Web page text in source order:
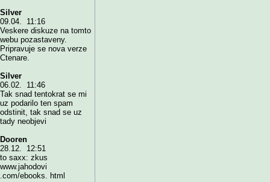
Silver
09.04. 11:16
Veskere diskuze na tomto
webu pozastaveny.
Pripravuje se nova verze
Ctenare.
Silver
06.02. 11:46
Tak snad tentokrat se mi
uz podarilo ten spam
odstinit, tak snad se uz
tady neobjevi
Dooren
28.12. 12:51
to saxx: zkus
www.jahodovi
.com/ebooks. html